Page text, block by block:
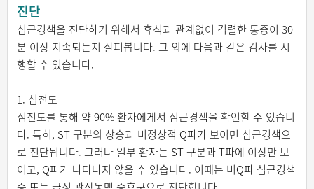
진단
심근경색을 진단하기 위해서 휴식과 관계없이 격렬한 통증이 30
분 이상 지속되는지 살펴봅니다. 그 외에 다음과 같은 검사를 시
행할 수 있습니다.
1. 심전도
심전도를 통해 약 90% 환자에게서 심근경색을 확인할 수 있습니
다. 특히, ST 구분의 상승과 비정상적 Q파가 보이면 심근경색으
로 진단됩니다. 그러나 일부 환자는 ST 구분과 T파에 이상만 보
이고, Q파가 나타나지 않을 수 있습니다. 이때는 비Q파 심근경색